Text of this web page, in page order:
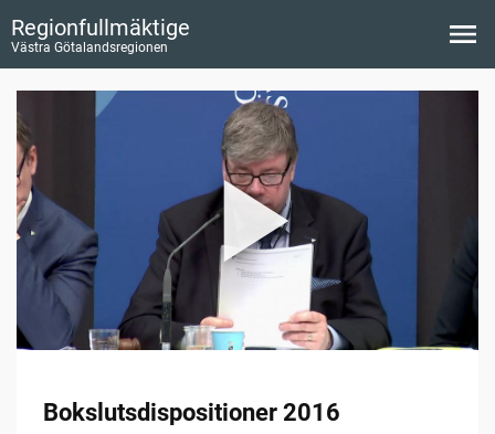
Regionfullmäktige
Västra Götalandsregionen
Bokslutsdispositioner 2016